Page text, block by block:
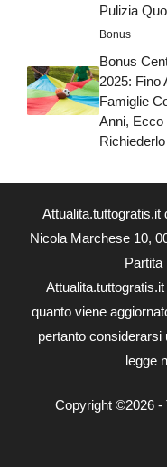
Pulizia
Bonus
Bonus
2025: Fino
Famiglie
Anni, Ecco
Richiederlo
Attualita.tuttogratis.it
Nicola Marchese 10,
Partita
quanto viene
pertanto considerarsi
legge
Copyright ©2026 -